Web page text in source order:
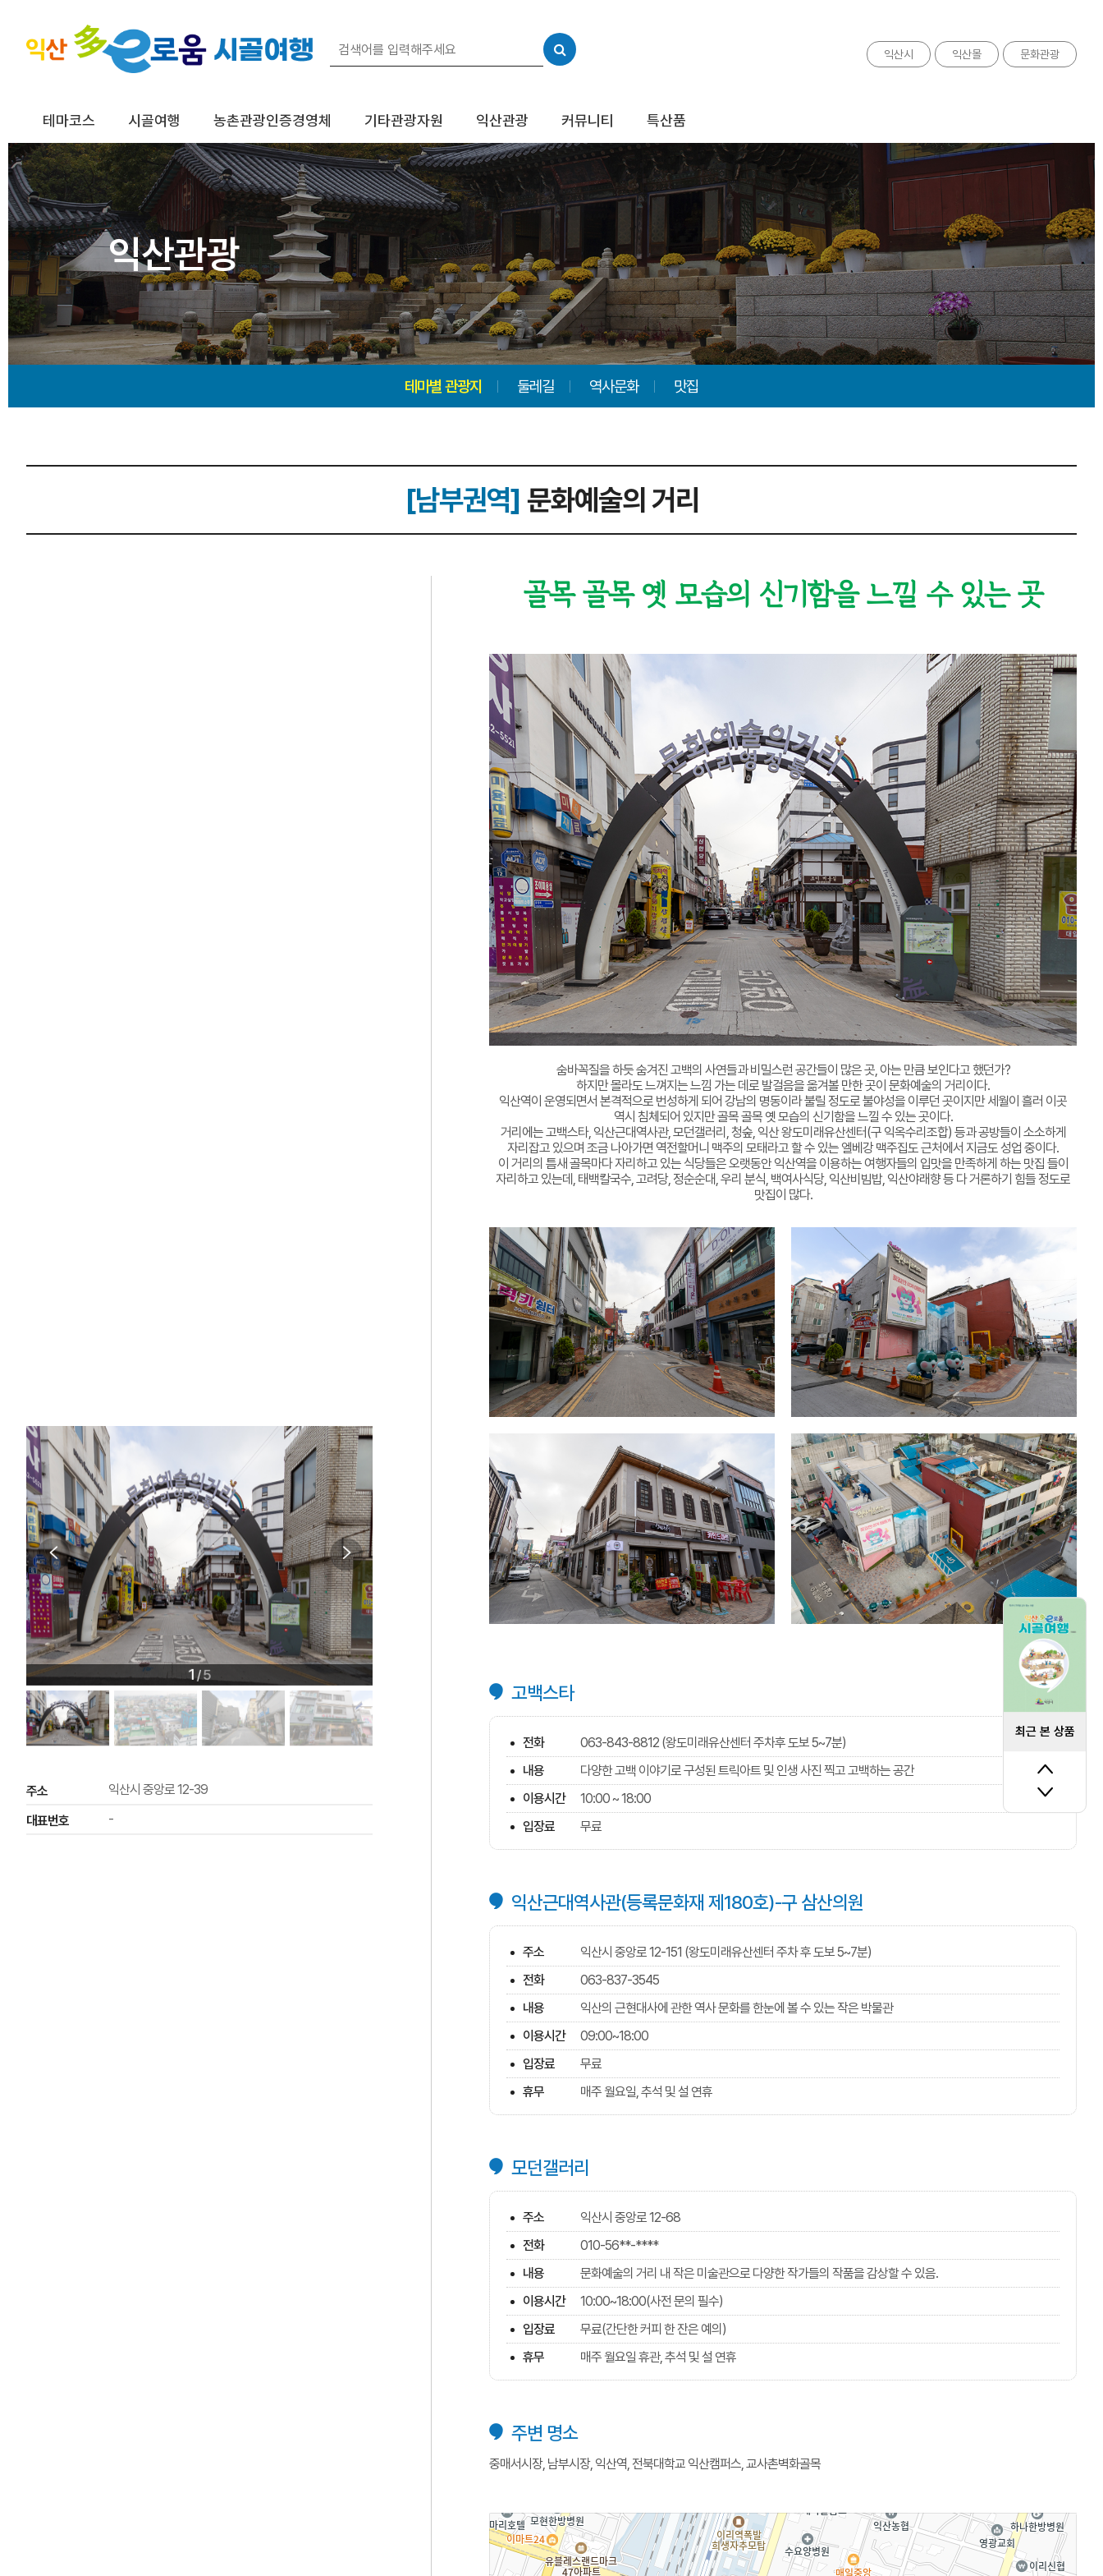
익산시 익산몰 문화관광
테마코스 시골여행 농촌관광인증경영체 기타관광자원 익산관광 커뮤니티 특산품
최근 본 상품
익산관광
테마별 관광지 둘레길 역사문화 맛집
[남부권역] 문화예술의 거리
1/5
주소
익산시 중앙로 12-39
대표번호
-
골목 골목 옛 모습의 신기함을 느낄 수 있는 곳
숨바꼭질을 하듯 숨겨진 고백의 사연들과 비밀스런 공간들이 많은 곳, 아는 만큼 보인다고 했던가?
하지만 몰라도 느껴지는 느낌 가는 데로 발걸음을 옮겨볼 만한 곳이 문화예술의 거리이다.
익산역이 운영되면서 본격적으로 번성하게 되어 강남의 명동이라 불릴 정도로 불야성을 이루던 곳이지만 세월이 흘러 이곳
역시 침체되어 있지만 골목 골목 옛 모습의 신기함을 느낄 수 있는 곳이다.
거리에는 고백스타, 익산근대역사관, 모던갤러리, 청숲, 익산 왕도미래유산센터(구 익옥수리조합) 등과 공방들이 소소하게
자리잡고 있으며 조금 나아가면 역전할머니 맥주의 모태라고 할 수 있는 엘베강 맥주집도 근처에서 지금도 성업 중이다.
이 거리의 틈새 골목마다 자리하고 있는 식당들은 오랫동안 익산역을 이용하는 여행자들의 입맛을 만족하게 하는 맛집 들이
자리하고 있는데, 태백칼국수, 고려당, 정순순대, 우리 분식, 백여사식당, 익산비빔밥, 익산야래향 등 다 거론하기 힘들 정도로
맛집이 많다.
고백스타
전화
063-843-8812 (왕도미래유산센터 주차후 도보 5~7분)
내용
다양한 고백 이야기로 구성된 트릭아트 및 인생 사진 찍고 고백하는 공간
이용시간
10:00 ~ 18:00
입장료
무료
익산근대역사관(등록문화재 제180호)-구 삼산의원
주소
익산시 중앙로 12-151 (왕도미래유산센터 주차 후 도보 5~7분)
전화
063-837-3545
내용
익산의 근현대사에 관한 역사 문화를 한눈에 볼 수 있는 작은 박물관
이용시간
09:00~18:00
입장료
무료
휴무
매주 월요일, 추석 및 설 연휴
모던갤러리
주소
익산시 중앙로 12-68
전화
010-56**-****
내용
문화예술의 거리 내 작은 미술관으로 다양한 작가들의 작품을 감상할 수 있음.
이용시간
10:00~18:00(사전 문의 필수)
입장료
무료(간단한 커피 한 잔은 예의)
휴무
매주 월요일 휴관, 추석 및 설 연휴
주변 명소
중매서시장, 남부시장, 익산역, 전북대학교 익산캠퍼스, 교사촌벽화골목